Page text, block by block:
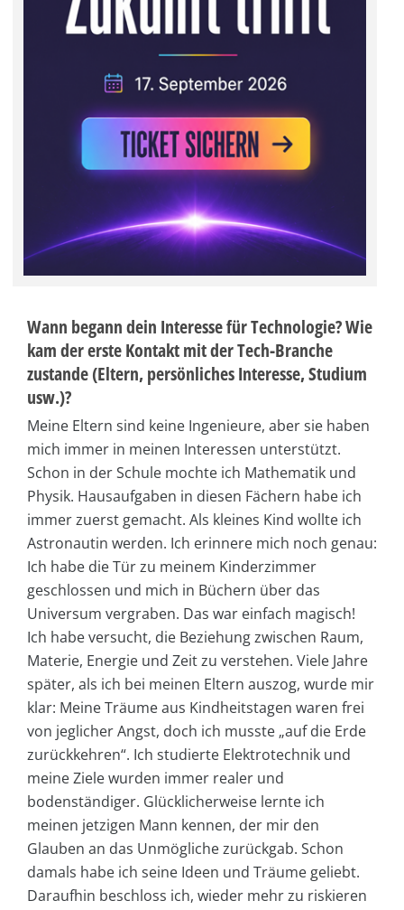
Wann begann dein Interesse für Technologie? Wie
kam der erste Kontakt mit der Tech-Branche
zustande (Eltern, persönliches Interesse, Studium
usw.)?
Meine Eltern sind keine Ingenieure, aber sie haben
mich immer in meinen Interessen unterstützt.
Schon in der Schule mochte ich Mathematik und
Physik. Hausaufgaben in diesen Fächern habe ich
immer zuerst gemacht. Als kleines Kind wollte ich
Astronautin werden. Ich erinnere mich noch genau:
Ich habe die Tür zu meinem Kinderzimmer
geschlossen und mich in Büchern über das
Universum vergraben. Das war einfach magisch!
Ich habe versucht, die Beziehung zwischen Raum,
Materie, Energie und Zeit zu verstehen. Viele Jahre
später, als ich bei meinen Eltern auszog, wurde mir
klar: Meine Träume aus Kindheitstagen waren frei
von jeglicher Angst, doch ich musste „auf die Erde
zurückkehren“. Ich studierte Elektrotechnik und
meine Ziele wurden immer realer und
bodenständiger. Glücklicherweise lernte ich
meinen jetzigen Mann kennen, der mir den
Glauben an das Unmögliche zurückgab. Schon
damals habe ich seine Ideen und Träume geliebt.
Daraufhin beschloss ich, wieder mehr zu riskieren